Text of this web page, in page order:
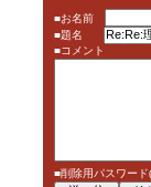
■お名前
■題名
■コメント
■削除用パスワード